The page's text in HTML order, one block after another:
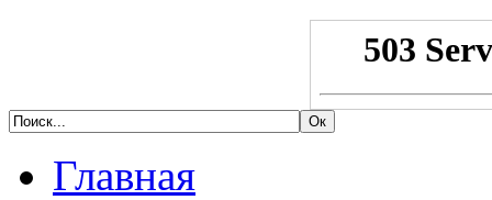
Главная